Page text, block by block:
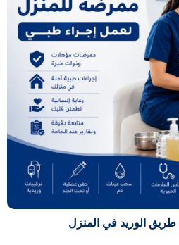
الوريد في المنزل